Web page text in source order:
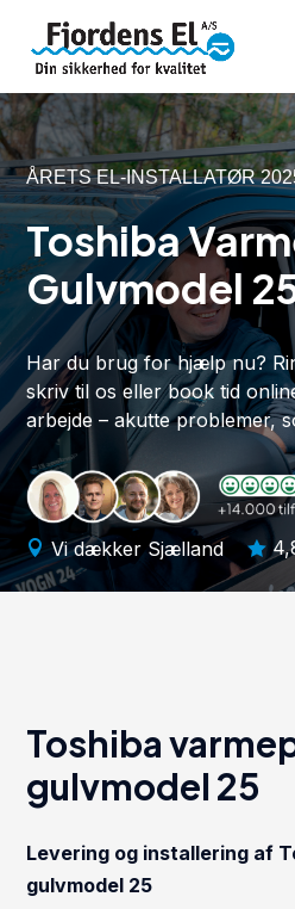
ÅRETS EL-INSTALLATØR
Toshiba
Gulvmodel
Har du brug for hjælp nu?
skriv til os eller book tid
arbejde – akutte problemer,
 Vi dækker Sjælland 
Toshiba
gulvmodel 25
Levering og installering af
gulvmodel 25